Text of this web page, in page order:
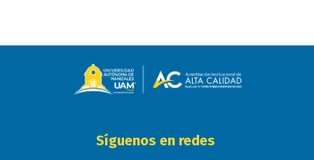
Síguenos en redes